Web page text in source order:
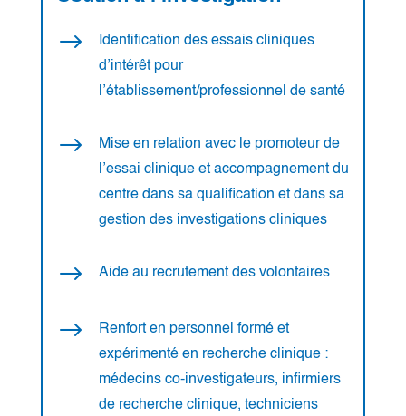
$
Identification des essais cliniques
d’intérêt pour
l’établissement/professionnel de santé
$
Mise en relation avec le promoteur de
l’essai clinique et accompagnement du
centre dans sa qualification et dans sa
gestion des investigations cliniques
$ Aide au recrutement des volontaires
$
Renfort en personnel formé et
expérimenté en recherche clinique :
médecins co-investigateurs, infirmiers
de recherche clinique, techniciens